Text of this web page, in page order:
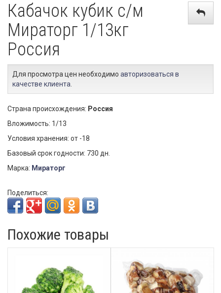
Кабачок кубик с/м
Мираторг 1/13кг
Россия
Для просмотра цен необходимо авторизоваться в
качестве клиента
Страна происхождения: Россия
Вложимость: 1/13
Условия хранения: от -18
Базовый срок годности: 730 дн.
Марка: Мираторг
Поделиться:
Похожие товары